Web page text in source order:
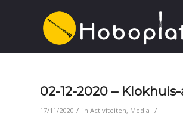
02-12-2020 –
17/11/2020 / in Activiteiten, Media /